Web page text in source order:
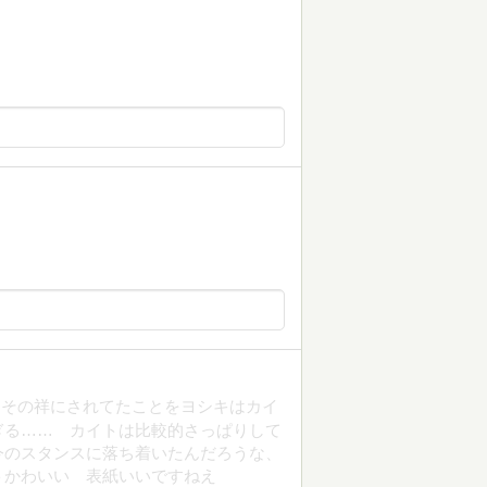
の祥にされてたことをヨシキはカイ
る…… カイトは比較的さっぱりして
スタンスに落ち着いたんだろうな、
わいい 表紙いいですねえ